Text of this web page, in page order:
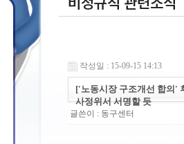
작성일 : 15-09-15 14:13
['노동시장 구조개선 합의'
사정위서 서명할 듯
글쓴이 : 동구센터